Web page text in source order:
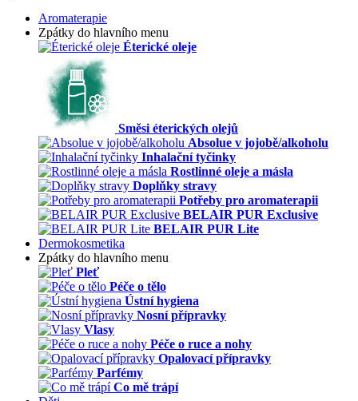
Aromaterapie
Zpátky do hlavního menu
Éterické oleje
Směsi éterických olejů
Absolue v jojobě/alkoholu
Inhalační tyčinky
Rostlinné oleje a másla
Doplňky stravy
Potřeby pro aromaterapii
BELAIR PUR Exclusive
BELAIR PUR Lite
Dermokosmetika
Zpátky do hlavního menu
Pleť
Péče o tělo
Ústní hygiena
Nosní přípravky
Vlasy
Péče o ruce a nohy
Opalovací přípravky
Parfémy
Co mě trápí